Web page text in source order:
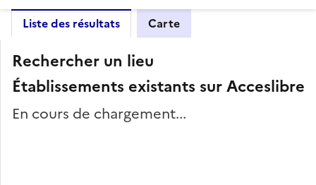
Liste des résultats Carte
Rechercher un lieu
Établissements existants sur Acceslibre
En cours de chargement...